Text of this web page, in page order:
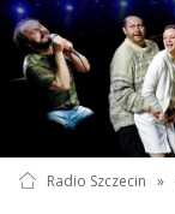
Radio Szczecin »